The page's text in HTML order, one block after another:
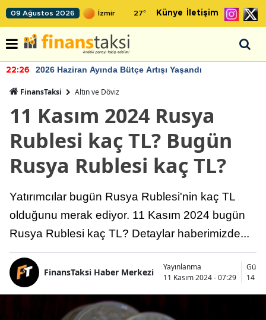
09 Ağustos 2026 27° Künye İletişim
22:26 2026 Haziran Ayında Bütçe Artışı Yaşandı
FinansTaksi Altın ve Döviz
11 Kasım 2024 Rusya
Rublesi kaç TL? Bugün
Rusya Rublesi kaç TL?
Yatırımcılar bugün Rusya Rublesi'nin kaç TL
olduğunu merak ediyor. 11 Kasım 2024 bugün
Rusya Rublesi kaç TL? Detaylar haberimizde...
FinansTaksi Haber Merkezi
Yayınlanma
11 Kasım 2024 - 07:29
14